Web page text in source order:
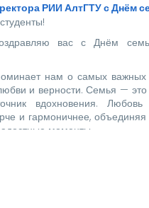
РИИ АлтГТУ с Днём
вас с Днём
нам о самых важных
и верности. Семья —
вдохновения.
и гармоничнее,
моменты.